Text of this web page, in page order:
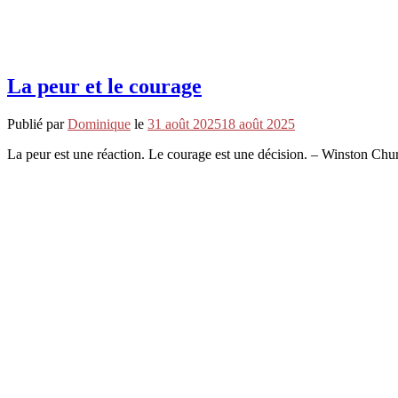
La peur et le courage
Publié parDominique le 31 août 202518 août 2025
La peur est une réaction. Le courage est une décision. – Winston